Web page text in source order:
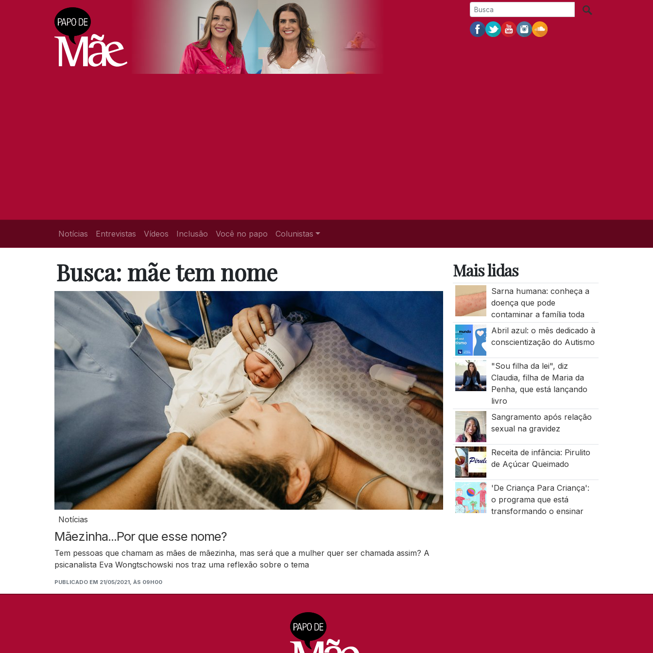
Notícias Entrevistas Vídeos Inclusão Você no papo Colunistas
Busca: mãe tem nome
Notícias
Mãezinha...Por que esse nome?
Tem pessoas que chamam as mães de mãezinha, mas será que a mulher quer ser chamada assim? A
psicanalista Eva Wongtschowski nos traz uma reflexão sobre o tema
PUBLICADO EM 21/05/2021, ÀS 09H00
Mais lidas
Sarna humana: conheça a
doença que pode
contaminar a família toda
Abril azul: o mês dedicado à
conscientização do Autismo
"Sou filha da lei", diz
Claudia, filha de Maria da
Penha, que está lançando
livro
Sangramento após relação
sexual na gravidez
Receita de infância: Pirulito
de Açúcar Queimado
'De Criança Para Criança':
o programa que está
transformando o ensinar